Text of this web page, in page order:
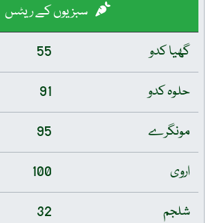
سبزیوں کے ریٹس
گھیا کدو
55
حلوہ کدو
91
مونگرے
95
اروی
100
شلجم
32